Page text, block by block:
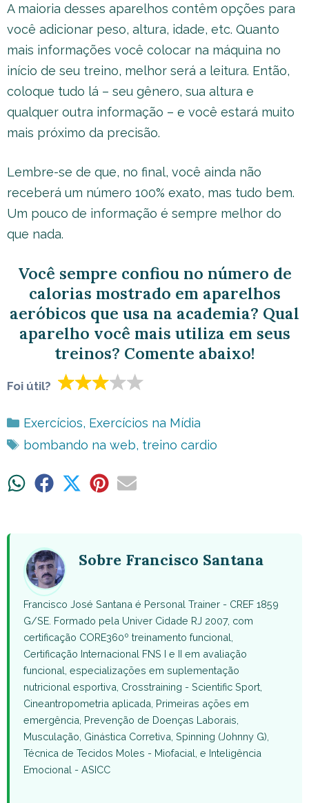
A maioria desses aparelhos contêm opções para
você adicionar peso, altura, idade, etc. Quanto
mais informações você colocar na máquina no
início de seu treino, melhor será a leitura. Então,
coloque tudo lá – seu gênero, sua altura e
qualquer outra informação – e você estará muito
mais próximo da precisão.
Lembre-se de que, no final, você ainda não
receberá um número 100% exato, mas tudo bem.
Um pouco de informação é sempre melhor do
que nada.
Você sempre confiou no número de
calorias mostrado em aparelhos
aeróbicos que usa na academia? Qual
aparelho você mais utiliza em seus
treinos? Comente abaixo!
Foi útil?
Categorias
Exercícios, Exercícios na Mídia
Tags
bombando na web, treino cardio
ShareShare ShareShareShare
Sobre Francisco Santana
Francisco José Santana é Personal Trainer - CREF 1859
G/SE. Formado pela Univer Cidade RJ 2007, com
certificação CORE360º treinamento funcional,
Certificação Internacional FNS I e II em avaliação
funcional, especializações em suplementação
nutricional esportiva, Crosstraining - Scientific Sport,
Cineantropometria aplicada, Primeiras ações em
emergência, Prevenção de Doenças Laborais,
Musculação, Ginástica Corretiva, Spinning (Johnny G),
Técnica de Tecidos Moles - Miofacial, e Inteligência
Emocional - ASICC